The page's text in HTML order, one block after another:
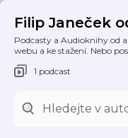
Filip Janeček
Podcasty a Audioknihy od
webu a ke stažení. Nebo
1 podcast